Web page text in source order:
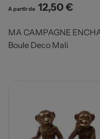
A partir de Prix
12,50 €
MA CAMPAGNE
Boule Deco Mali